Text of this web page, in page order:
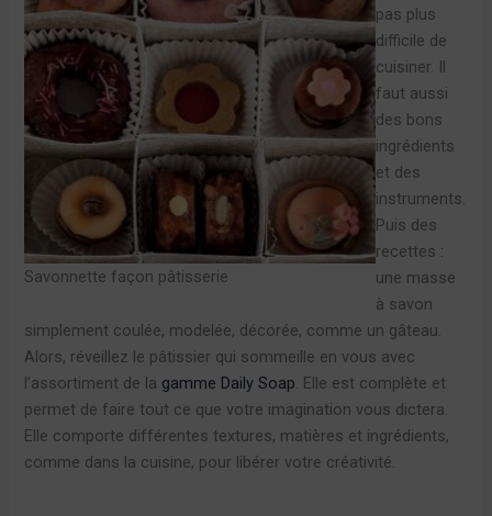
Savonnette façon pâtisserie
pas plus
difficile de
cuisiner. Il
faut aussi
des bons
ingrédients
et des
instruments.
Puis des
recettes :
une masse
à savon
simplement coulée, modelée, décorée, comme un gâteau.
Alors, réveillez le pâtissier qui sommeille en vous avec
l’assortiment de la gamme Daily Soap. Elle est complète et
permet de faire tout ce que votre imagination vous dictera.
Elle comporte différentes textures, matières et ingrédients,
comme dans la cuisine, pour libérer votre créativité.